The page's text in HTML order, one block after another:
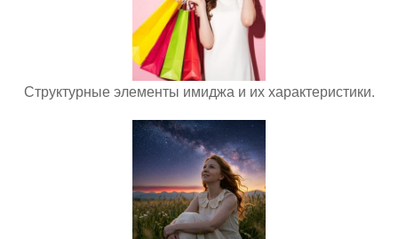
Структурные элементы имиджа и их характеристики.